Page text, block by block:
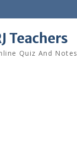
Teachers
Quiz And Notes